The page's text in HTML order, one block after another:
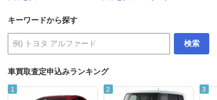
キーワードから探す
検索
車買取査定申込みランキング